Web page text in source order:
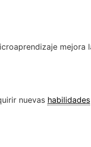
nuevas habilidades